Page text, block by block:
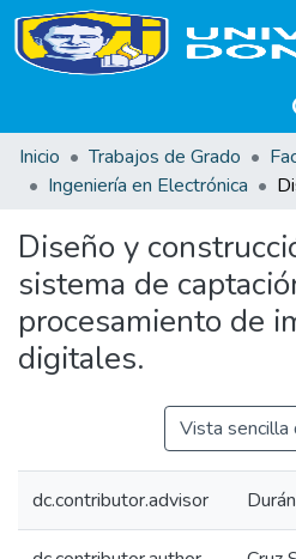
Inicio
Trabajos de Grado
Ingeniería en Electrónica
Diseño y
sistema de
procesamiento de
digitales.
Vista sencilla
dc.contributor.advisor